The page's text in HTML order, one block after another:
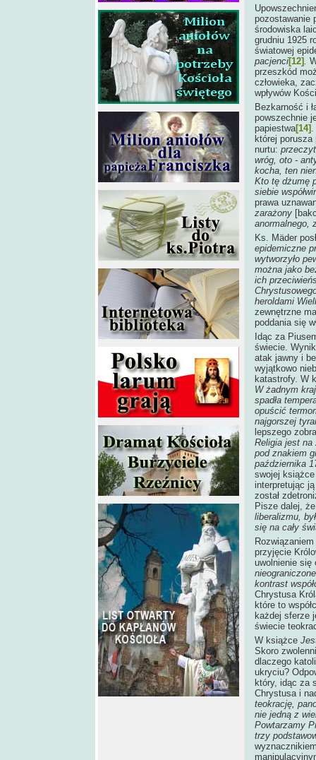
pozostawanie
środowiska
grudniu 1925
światowej
pacjenci[12].
przeszkód
człowieka,
wpływów
Bezkarność i
powszechnie
papiestwa[14] .
której
nurtu:
wróg, oto -
kocha, ten
Kto tę dżumę
siebie
prawa
zarażony
anormalnego,
Ks. Mäder
epidemiczne
wytworzyło
można jako
ich
heroldami
zewnętrzne
poddania się
Idąc za
świecie.
atak jawny i
wyjątkowo
katastrofy. W
W żadnym
spadła
opuścić
najgorszej
lepszego
Religia jest na
pod znakiem
października
swojej
interpretując
został
Pisze dalej,
liberalizmu,
się na cały
przyjęcie
uwolnienie się
kontrast
Chrystusa
które to
każdej sferze
świecie
W książce
Skoro
dlaczego
ukryciu?
który, idąc za
Chrystusa i
teokrację,
nie jedną z
Powtarzamy
trzy